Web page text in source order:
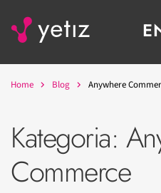
Home Blog Anywhere
Kategoria:
Commerce